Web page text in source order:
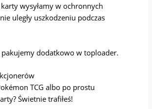
wysyłamy w ochronnych
uległy uszkodzeniu podczas
pakujemy dodatkowo w toploader.
TCG albo po prostu
Świetnie trafiłeś!